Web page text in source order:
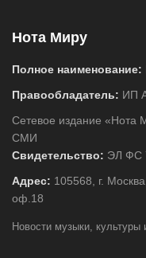
Нота Миру
Полное наименование:
Правообладатель: ИП
Сетевое издание «Нота
СМИ
Свидетельство: ЭЛ ФС
Адрес: 105568, г.
оф.18
Новости музыки, культуры